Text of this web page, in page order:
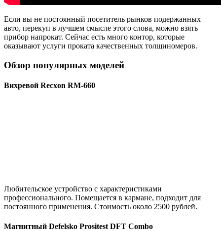
Если вы не постоянный посетитель рынков подержанных
авто, перекуп в лучшем смысле этого слова, можно взять
прибор напрокат. Сейчас есть много контор, которые
оказывают услуги проката качественных толщиномеров.
Обзор популярных моделей
Вихревой Recxon RM-660
Любительское устройство с характеристиками
профессионального. Помещается в кармане, подходит для
постоянного применения. Стоимость около 2500 рублей.
Магнитный Defelsko Prositest DFT Combo